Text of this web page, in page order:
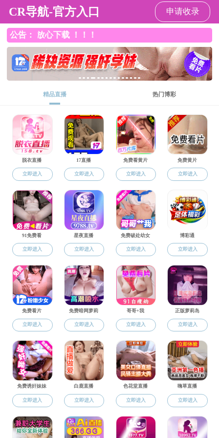
直播app
直播app 直播app概况 党群工作 师资队伍 本
质量管理
受控部门
质量活动
体系文件
质量记录表下载
质量管理
1
地址
电话